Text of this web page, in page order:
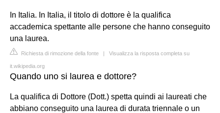
In Italia. In Italia, il titolo di dottore è la qualifica
accademica spettante alle persone che hanno conseguito
una laurea.
Richiesta di rimozione della fonte | Visualizza la risposta completa su
it.wikipedia.org
Quando uno si laurea e dottore?
La qualifica di Dottore (Dott.) spetta quindi ai laureati che
abbiano conseguito una laurea di durata triennale o un